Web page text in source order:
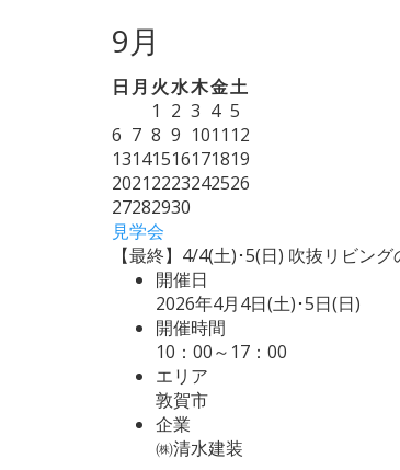
9月
日 月 火水木金土
1 2 3 4 5
6 7 8 9 1011 12
13141516171819
20212223242526
27282930
見学会
【最終】4/4(土)･5(日) 吹抜リビン
開催日
2026年4月4日(土)･5日(日)
開催時間
10：00～17：00
エリア
敦賀市
企業
㈱清水建装